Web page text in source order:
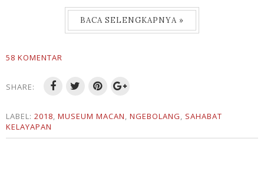
BACA SELENGKAPNYA »
58 KOMENTAR
SHARE:
LABEL: 2018, MUSEUM MACAN, NGEBOLANG, SAHABAT
KELAYAPAN